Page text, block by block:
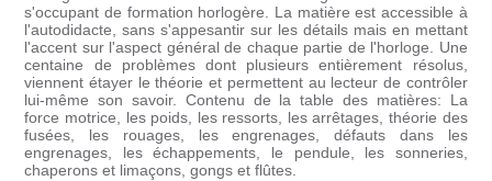
s'occupant de formation horlogère. La matière est accessible à
l'autodidacte, sans s'appesantir sur les détails mais en mettant
l'accent sur l'aspect général de chaque partie de l'horloge. Une
centaine de problèmes dont plusieurs entièrement résolus,
viennent étayer le théorie et permettent au lecteur de contrôler
lui-même son savoir. Contenu de la table des matières: La
force motrice, les poids, les ressorts, les arrêtages, théorie des
fusées, les rouages, les engrenages, défauts dans les
engrenages, les échappements, le pendule, les sonneries,
chaperons et limaçons, gongs et flûtes.